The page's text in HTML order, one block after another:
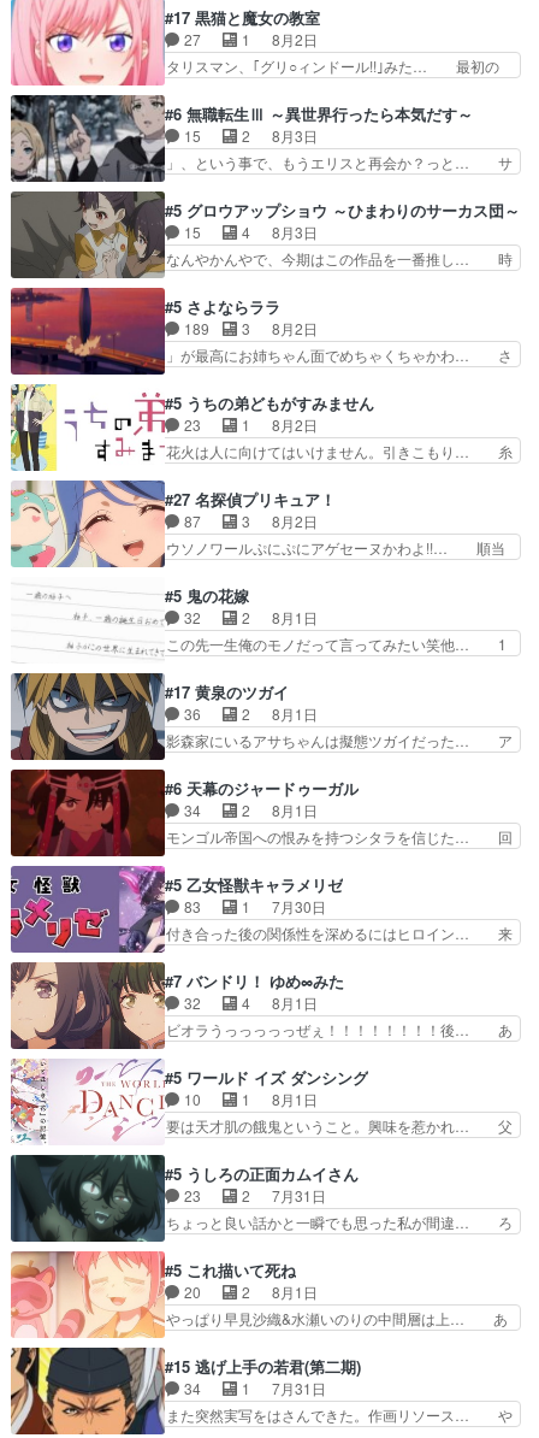
ゃわない？佐々木さんの優しさ… 先行で見た時よ
り2人のやり取りに癒しを感… ABEMA版の7〜8
話佐々木が実年齢以上…
か、こんな風に見えてるのかぁ。かける… 完全な
両片思いになりましたねぇ…OPとE… 余計な物
は描かず白く靄がかった小春ちゃん… 光も感じな
い完全な盲目なんやね…おめかし… 母役に能登さ
も描かれていて良かった本当… 股に海豚を挟み水
上バスでの会話を反芻…恋… OPEDとも無人バー
ジョンから主人公２人…
#17 黒猫と魔女の教室
27 1
8月2日
タリスマン、｢グリ○ィンドール!!｣みた… 最初の
ホントスピカが大好きだよね。ツン… 一等級ポテ
ンシャルのアリアちゃん可愛くて… そういや、ア
リアは能力は最上級のくせに、… とうとうアリア
と直接競う場がきたこれまで… 毎度ながらのスピ
マン趣味ダダ漏れで好き… 期末試験が始まろうと
しておりスピカは対策… 能力鑑定胸像タリスマン
氏容姿も評価してし…
#6 無職転生Ⅲ ～異世界行ったら本気だす～
15 2
8月3日
」、という事で、もうエリスと再会か？っと… サ
関係の清算が粛々と進められているサラ… サラと
の関係に対して完全に「昔の女」とし… ルーシー
にデレるルディが完全に親バカで微… サラとは会
ってほしいちゃんとした別れ方し… サラは未練0
キャラモヤモヤする別れ方だ… 役で出演させてい
ただきました！よろしくお… 毎クールメインヒロ
インを好きになっちゃう…
#5 グロウアップショウ ～ひまわりのサーカス団～
15 4
8月3日
なんやかんやで、今期はこの作品を一番推し… 時
愛すぎるな楠木ともりちゃんのね… デフォルメさ
れた表情が特に多かったのが印… 葵＆茜の回も良
きでした。あの証拠写真、ひ… 互いが互いのこと
を想っているのにすれ違っ… 第５話をｄアニメス
んと練習したい〟と言… 本当この作品は「キャ
ラ」を活かすのがうま… みずかちゃんの介入で双
子の仲にヒビが………
#5 さよならララ
189 3
8月2日
」が最高にお姉ちゃん面でめちゃくちゃかわ… さ
を振り切ってみんなに謝ったララの思い… 仕事に
馴染めない辺り観ていて苦しいところ… ララちゃ
んの事情はもう少し皆に話して良い… ララと茉里
とで初のアルバイト。七転八倒し… 労働するプリ
てケーキ食べて、帰りにカメ… ララが働く事での
てんやわんや。働いて大変… 地道に働き人と関わ
る日々の中に愛を見いだ…
#5 うちの弟どもがすみません
23 1
8月2日
花火は人に向けてはいけません。引きこもり… 糸
お名前を見たんだけどあの中村大樹さん… 糸ちゃ
んカッケー、色んな意味でwゲームが… 姉から性
的興奮覚えてないよね？なんて言わ… テーマ：引
きこもりの理由感想は、久しぶり… 元ゲーマーな
んの距離感おかしいね(*´… 糸と源ははよ好きお
うとると言わんかい！引… ショウくんと対等に話
すためにゲームをする…
#27 名探偵プリキュア！
87 3
8月2日
ウソノワールぷにぷにアゲセーヌかわよ!!… 順当
取り戻し正式に探偵事務所で働き始め… ポワロ、
元ネタを解説して原作に誘導するの… くれあさん
の探偵としての初事件にしてちょ… ・急にクイズ
番組が始まったw・妖精ウソノ… るるかの助手だ
の！？クレアさん探偵すぎ… 突然のポアロクイズ
は草なんよ。んで、あん… 今回からついにくれあ
が探偵事務所の仲間に…
#5 鬼の花嫁
32 2
8月1日
この先一生俺のモノだって言ってみたい笑他… 1
さん柚子に18年分の誕生日プレゼント… 柚子は
鬼龍院家から初めて学校に通う事にな… プレゼン
ト攻撃ヤバすぎるwwwヴァイオレ… 玲夜さまサ
プライズの、これまでの柚子ちゃ… 玲夜から柚子
んへ…もう中学生な… 梅原の人が18歳になるま
での誕生プレゼン… なよなよした男（cv石田彰）
梅ちゃんがた…
#17 黄泉のツガイ
36 2
8月1日
影森家にいるアサちゃんは擬態ツガイだった… ア
にアサはいなかった逆にガブちゃんはい… 影森の
当主が際限なくツガイを増やせるのに… 今回はも
うガブちゃんさんの悲鳴にも似た怒… ユルと戦っ
た時から伏線が張られていたのが… しかしアサ
い筈のガブちゃん、アキオの… 色々とひっかけが
あって、最終的に嫌な終わ… ゴンゾウが従える大
量のツガイに何事かと思…
#6 天幕のジャードゥーガル
34 2
8月1日
モンゴル帝国への恨みを持つシタラを信じた… 回
タイの妃になってもその心は晴れず、モ… ドレゲ
ネの過去、宝石だった彼女が人になり… ドレゲネ
の過去、、辛かった、、あのジャタ… 年上旦那が
良い人でも、女は宝石でただ笑っ… ダイルの儀式
過去には同情の言葉しか…シ… 奥様に悲しい過
去…萌え袖が可愛いね、と思… ドレゲネとシタ
ラ、2人だけの同盟が結成さ…
#5 乙女怪獣キャラメリゼ
83 1
7月30日
付き合った後の関係性を深めるにはヒロイン… 来
とメスってて何この可愛い生物。クラス… 付き合
い始めたら始めたでまた違った悩みが… と一歩ず
つ踏み出す黒絵ちゃん微笑ま新汰の… ツインテー
ルが可愛いお茶目な妹ちゃんです… しかも過去も
らっしゃるからかしらお顔が… 黒絵「怪獣に憧れ
るのはいいけど自分自身が… 素の自分はどちらな
のかはまだ不明だが見せ…
#7 バンドリ！ ゆめ∞みた
32 4
8月1日
ビオラうっっっっっぜぇ！！！！！！！！後… あ
ラが悪魔すぎて気分が悪くなってきたこ… 声優ま
とめました(７話まで)仲町あられ/… ビオラの策略
がバッチリ嵌って最高wwwこ… 自信あれば評価
なんて気にしないし、充実し… ・バーチャルだけ
け？と思ったら歌唱シーン… の、らいぶシーン
＿!!­­--­­--­… それだけでええやん！！しかし、ビオラ
が仕…
#5 ワールド イズ ダンシング
10 1
8月1日
要は天才肌の餓鬼ということ。興味を惹かれ… 父
の鬼夜叉と田楽の増次郎。小さないざこ… 着眼点
は良くとも、先鋭的すぎるのか。芸能… 鬼夜叉は
石也と共に観世座をあとにし、三条… 観世座を離
れ、三条坊門御所で日々を送る鬼… 「お前(鬼夜
子舞勝負。鬼夜叉は猫の動き… 登場人物の我が強
い。新しい獅子舞に拘って… 第５話を
primevideoで視聴しまし…
#5 うしろの正面カムイさん
23 2
7月31日
ちょっと良い話かと一瞬でも思った私が間違… ろ
も1日お疲れ様でした～───昨晩～今… 幼女に拾
われたお市ちゃんの恩返し。化け猫… 役にて出演
させていただきました。ジョアン… トイ・ストー
リーみたいな始まり。流石に除… 猫相手になんで
し良い話化け猫は油が好物… 今回はあかやし1体
のみで15分。金持ちの… 今更だけど霊が性行為
で祓えることは何とな…
#5 これ描いて死ね
20 2
8月1日
やっぱり早見沙織&水瀬いのりの中間層は上… あ
人物が増えてわいわいしたところが好き… 初コミ
ティアで２０冊刷りは妥当だよね。俺… 藤森さん
のママ向けの漫画で、また涙腺が⋯… 〜漫画に
「想い」をこめよう｣娘に漫画であ… 何回この作
#15 逃げ上手の若君(第二期)
34 1
7月31日
また突然実写をはさんできた。作画リソース… や